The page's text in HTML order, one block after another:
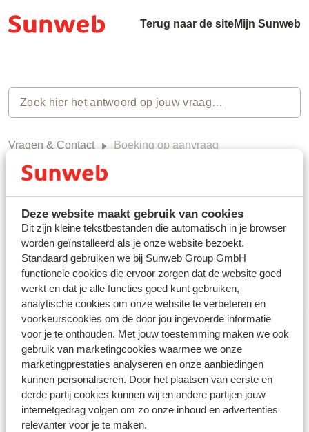
Deze website maakt gebruik van cookies
Dit zijn kleine tekstbestanden die automatisch in je browser
worden geïnstalleerd als je onze website bezoekt.
Standaard gebruiken we bij Sunweb Group GmbH
functionele cookies die ervoor zorgen dat de website goed
werkt en dat je alle functies goed kunt gebruiken,
analytische cookies om onze website te verbeteren en
voorkeurscookies om de door jou ingevoerde informatie
voor je te onthouden. Met jouw toestemming maken we ook
gebruik van marketingcookies waarmee we onze
marketingprestaties analyseren en onze aanbiedingen
kunnen personaliseren. Door het plaatsen van eerste en
derde partij cookies kunnen wij en andere partijen jouw
internetgedrag volgen om zo onze inhoud en advertenties
relevanter voor je te maken.
Terug naar de siteMijn Sunweb
Vragen & Contact Boeking op aanvraag
Boeking op aanvraag (0)
Heb jij jouw antwoord niet
gevonden?
Whatsapp ons!
WhatsApp ons op het nummer +3232590910
. Je kunt
ons op hetzelfde nummer ook bellen, houd dan
rekening met langere wachttijden.